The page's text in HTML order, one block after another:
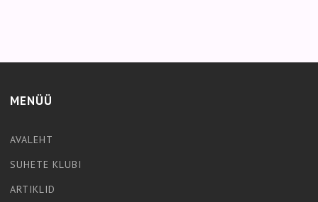
MENÜÜ
AVALEHT
SUHETE KLUBI
ARTIKLID